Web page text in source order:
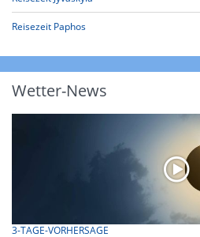
Reisezeit Paphos
Wetter-News
3-TAGE-VORHERSAGE